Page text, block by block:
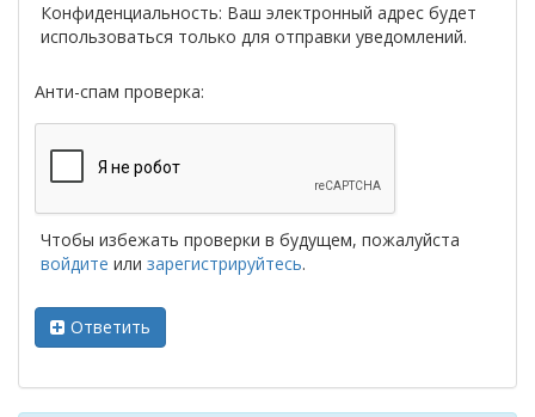
Конфиденциальность: Ваш электронный адрес будет
использоваться только для отправки уведомлений.
Анти-спам проверка:
Чтобы избежать проверки в будущем, пожалуйста
войдите или зарегистрируйтесь.
Ответить